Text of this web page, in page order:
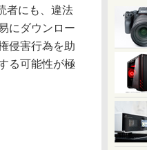
者にも、違法
にダウンロー
侵害行為を助
る可能性が極